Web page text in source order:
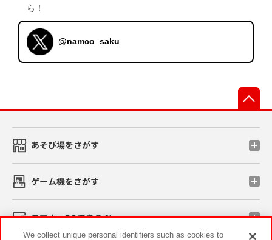
ら！
@namco_saku
あそび場をさがす
ゲーム機をさがす
スマホ・PCであそぶ
We collect unique personal identifiers such as cookies to